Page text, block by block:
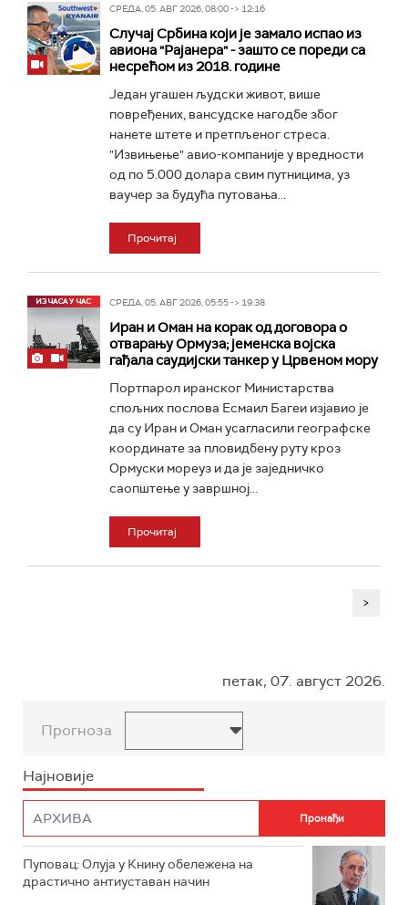
СРЕДА, 05. АВГ 2026, 08:00 -> 12:16
Случај Србина који је замало испао из
авиона "Рајанера" - зашто се пореди са
несрећом из 2018. године
Један угашен људски живот, више
повређених, вансудске нагодбе због
нанете штете и претпљеног стреса.
"Извињење" авио-компаније у вредности
од по 5.000 долара свим путницима, уз
ваучер за будућа путовања...
Прочитај
СРЕДА, 05. АВГ 2026, 05:55 -> 19:38
Иран и Оман на корак од договора о
отварању Ормуза; jеменска војска
гађала саудијски танкер у Црвеном мору
Портпарол иранског Министарства
спољних послова Есмаил Багеи изјавио је
да су Иран и Оман усагласили географске
координате за пловидбену руту кроз
Ормуски мореуз и да је заједничко
саопштење у завршној...
Прочитај
>
петак, 07. август 2026.
Прогноза
Најновије
Пуповац: Олуја у Книну обележена на
драстично антиуставан начин